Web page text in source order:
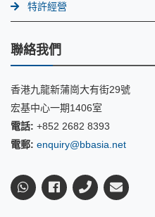
特許經營
聯絡我們
香港九龍新蒲崗大有街29號
宏基中心一期1406室
電話: +852 2682 8393
電郵: enquiry@bbasia.net